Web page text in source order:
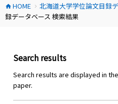
ス
キ
home HOME chevron_right 北海道大学学位論文目録
録データベース 検索結果
Search results
Search results are displayed in
paper.